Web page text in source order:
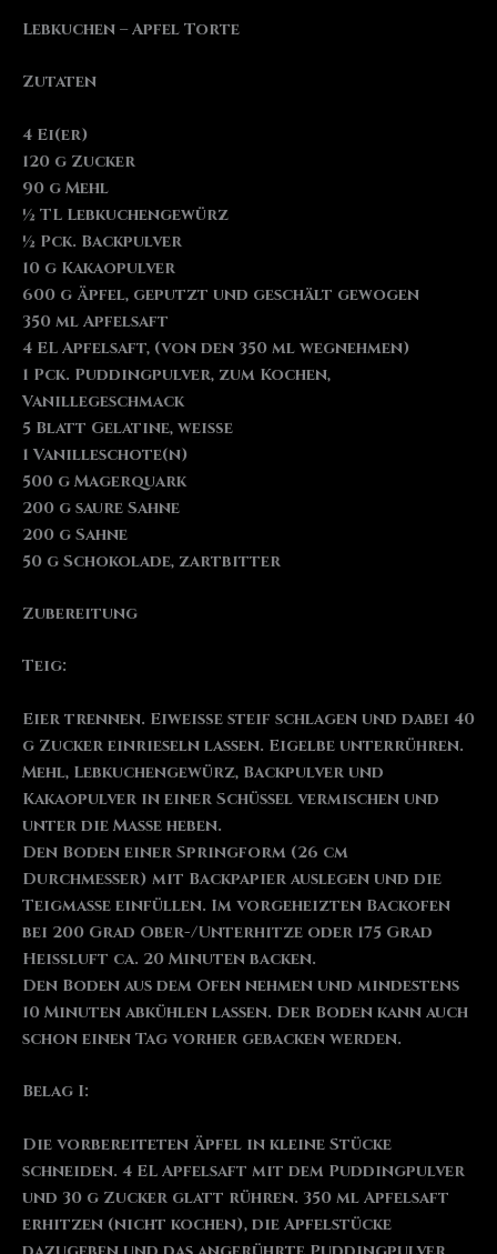
Lebkuchen – Apfel Torte
Zutaten
4 Ei(er)
120 g Zucker
90 g Mehl
½ TL Lebkuchengewürz
½ Pck. Backpulver
10 g Kakaopulver
600 g Äpfel, geputzt und geschält gewogen
350 ml Apfelsaft
4 EL Apfelsaft, (von den 350 ml wegnehmen)
1 Pck. Puddingpulver, zum Kochen,
Vanillegeschmack
5 Blatt Gelatine, weiße
1 Vanilleschote(n)
500 g Magerquark
200 g saure Sahne
200 g Sahne
50 g Schokolade, zartbitter
Zubereitung
Teig:
Eier trennen. Eiweiße steif schlagen und dabei 40
g Zucker einrieseln lassen. Eigelbe unterrühren.
Mehl, Lebkuchengewürz, Backpulver und
Kakaopulver in einer Schüssel vermischen und
unter die Masse heben.
Den Boden einer Springform (26 cm
Durchmesser) mit Backpapier auslegen und die
Teigmasse einfüllen. Im vorgeheizten Backofen
bei 200 Grad Ober-/Unterhitze oder 175 Grad
Heißluft ca. 20 Minuten backen.
Den Boden aus dem Ofen nehmen und mindestens
10 Minuten abkühlen lassen. Der Boden kann auch
schon einen Tag vorher gebacken werden.
Belag I:
Die vorbereiteten Äpfel in kleine Stücke
schneiden. 4 EL Apfelsaft mit dem Puddingpulver
und 30 g Zucker glatt rühren. 350 ml Apfelsaft
erhitzen (nicht kochen), die Apfelstücke